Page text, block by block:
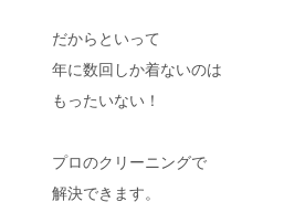
だからといって
年に数回しか着ないのは
もったいない！
プロのクリーニングで
解決できます。